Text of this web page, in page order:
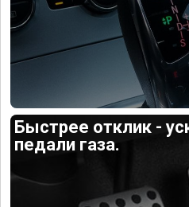
Быстрее отклик -
педали газа.